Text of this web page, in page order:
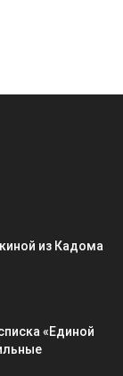
из Кадома
«Единой